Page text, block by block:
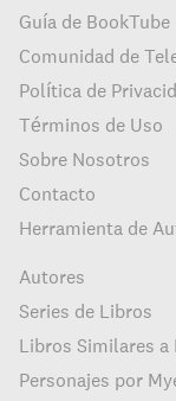
Guía de BookTube
Comunidad de
Política de
Términos de Uso
Sobre Nosotros
Contacto
Herramienta de
Autores
Series de Libros
Libros Similares a
Personajes por